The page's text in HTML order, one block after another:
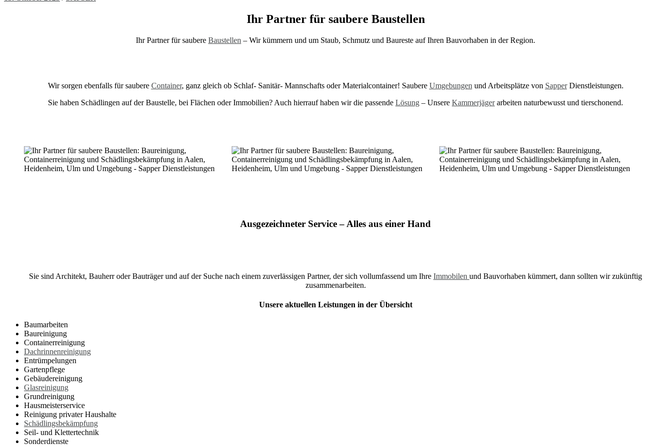
Ihr Partner für saubere Baustellen
Ihr Partner für saubere Baustellen – Wir kümmern und um Staub, Schmutz und Baureste auf Ihren Bauvorhaben in der Region.
Wir sorgen ebenfalls für saubere Container, ganz gleich ob Schlaf- Sanitär- Mannschafts oder Materialcontainer! Saubere Umgebungen und Arbeitsplätze von SapperDienstleistungen.
Sie haben Schädlingen auf der Baustelle, bei Flächen oder Immobilien? Auch hierrauf haben wir die passende Lösung – Unsere Kammerjägerarbeiten naturbewusst und tierschonend.
Ausgezeichneter Service – Alles aus einer Hand
Sie sind Architekt, Bauherr oder Bauträger und auf der Suche nach einem zuverlässigen Partner, der sich vollumfassend um Ihre Immobilen und Bauvorhaben kümmert, dann sollten wir zukünftig
zusammenarbeiten.
Unsere aktuellen Leistungen in der Übersicht
Baumarbeiten
Baureinigung
Containerreinigung
Dachrinnenreinigung
Entrümpelungen
Gartenpflege
Gebäudereinigung
Glasreinigung
Grundreinigung
Hausmeisterservice
Reinigung privater Haushalte
Schädlingsbekämpfung
Seil- und Klettertechnik
Sonderdienste